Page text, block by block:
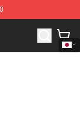
Lord 2099